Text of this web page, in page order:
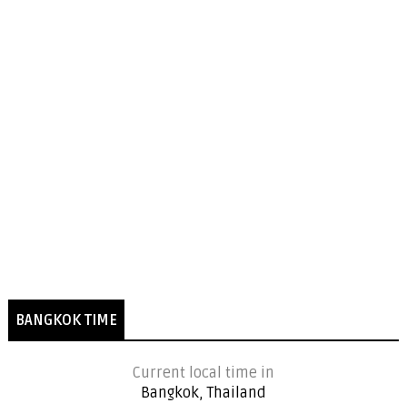
BANGKOK TIME
Current local time in
Bangkok, Thailand